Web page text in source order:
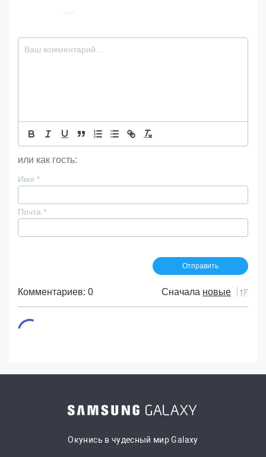
или как гость:
Имя *
Почта *
Комментариев: 0 Сначала новые
Окунись в чудесный мир Galaxy